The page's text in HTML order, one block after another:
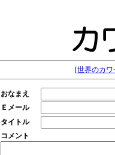
[世界のカワ
おなまえ
Ｅメール
タイトル
コメント